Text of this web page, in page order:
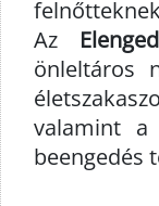
Az
önleltáros
valamint a
beengedés